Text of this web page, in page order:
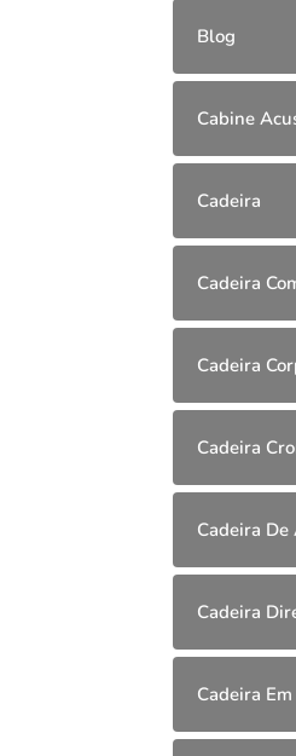
Blog
Cabine
Cadeira
Cadeira
Cadeira
Cadeira
Cadeira
Cadeira
Cadeira